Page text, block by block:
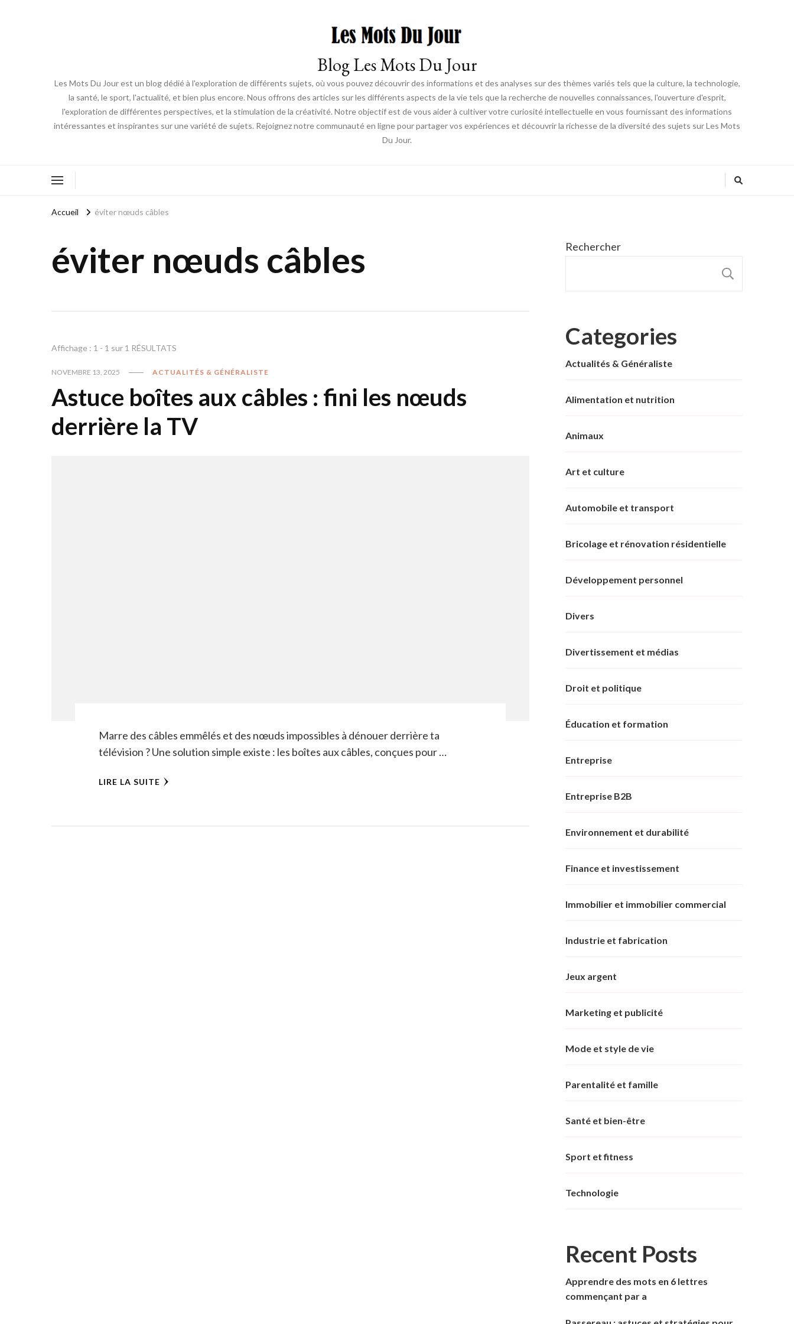
Blog Les Mots Du Jour
Les Mots Du Jour est un blog dédié à l'exploration de différents sujets, où vous pouvez découvrir des informations et des analyses sur des thèmes variés tels que la culture, la technologie,
la santé, le sport, l'actualité, et bien plus encore. Nous offrons des articles sur les différents aspects de la vie tels que la recherche de nouvelles connaissances, l'ouverture d'esprit,
l'exploration de différentes perspectives, et la stimulation de la créativité. Notre objectif est de vous aider à cultiver votre curiosité intellectuelle en vous fournissant des informations
intéressantes et inspirantes sur une variété de sujets. Rejoignez notre communauté en ligne pour partager vos expériences et découvrir la richesse de la diversité des sujets sur Les Mots
Du Jour.
Accueil éviter nœuds câbles
éviter nœuds câbles
Affichage : 1 - 1 sur 1 RÉSULTATS
NOVEMBRE 13, 2025 ACTUALITÉS & GÉNÉRALISTE
Astuce boîtes aux câbles : fini les nœuds
derrière la TV
Marre des câbles emmêlés et des nœuds impossibles à dénouer derrière ta
télévision ? Une solution simple existe : les boîtes aux câbles, conçues pour …
LIRE LA SUITE
Rechercher
Categories
Actualités & Généraliste
Alimentation et nutrition
Animaux
Art et culture
Automobile et transport
Bricolage et rénovation résidentielle
Développement personnel
Divers
Divertissement et médias
Droit et politique
Éducation et formation
Entreprise
Entreprise B2B
Environnement et durabilité
Finance et investissement
Immobilier et immobilier commercial
Industrie et fabrication
Jeux argent
Marketing et publicité
Mode et style de vie
Parentalité et famille
Santé et bien-être
Sport et fitness
Technologie
Recent Posts
Apprendre des mots en 6 lettres
commençant par a